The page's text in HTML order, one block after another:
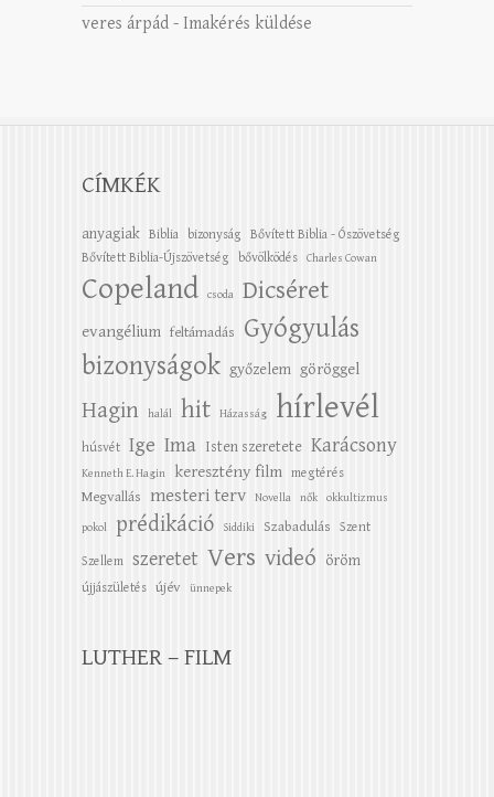
veres árpád - Imakérés küldése
CÍMKÉK
anyagiak Biblia bizonyság
Bővített Biblia - Ószövetség
Bővített Biblia-Újszövetség
bővölködés Charles Cowan
Copeland csoda Dicséret
evangélium feltámadás
Gyógyulás
bizonyságok győzelem göröggel
Hagin halál hit Házasság hírlevél
húsvét Ige Ima Isten szeretete Karácsony
Kenneth E. Hagin keresztény film megtérés
Megvallás mesteri terv Novella nők okkultizmus
pokol prédikáció Siddiki Szabadulás Szent
Szellem szeretet Vers videó öröm
újjászületés újév ünnepek
LUTHER – FILM